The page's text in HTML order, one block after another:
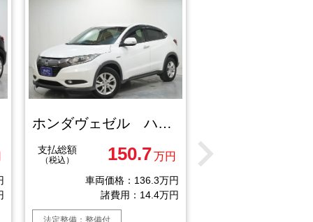
ホンダヴェゼル ハイブリッドＸ
支払総額
（税込） 150.7万円
車両価格：136.3万円
諸費用：14.4万円
法定整備：整備付